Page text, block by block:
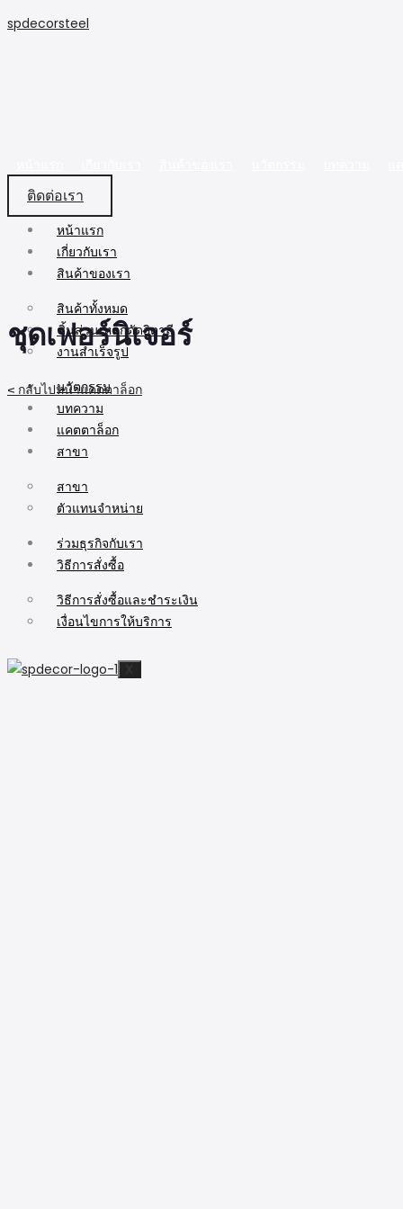
spdecorsteel
ติดต่อเรา
หน้าแรก
เกี่ยวกับเรา
สินค้าของเรา
สินค้าทั้งหมด
ชิ้นส่วนเหล็กดัดอิตาลี
งานสำเร็จรูป
นวัตกรรม
บทความ
แคตตาล็อก
สาขา
สาขา
ตัวแทนจำหน่าย
ร่วมธุรกิจกับเรา
วิธีการสั่งซื้อ
วิธีการสั่งซื้อและชำระเงิน
เงื่อนไขการให้บริการ
ชุดเฟอร์นิเจอร์
< กลับไปหน้าแคตตาล็อก